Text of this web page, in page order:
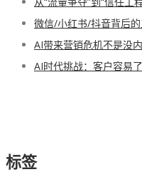
微信/小红书/抖音背后
AI带来营销危机不是没
AI时代挑战：客户容易
标签